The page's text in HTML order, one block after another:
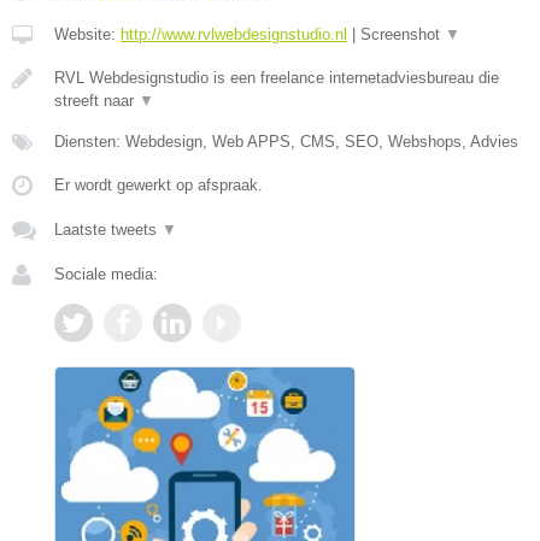
Website: http://www.rvlwebdesignstudio.nl Screenshot ▼
RVL Webdesignstudio is een freelance internetadviesbureau die
streeft naar ▼
Diensten: Webdesign, Web APPS, CMS, SEO, Webshops, Advies
Er wordt gewerkt op afspraak.
Laatste tweets ▼
Sociale media: